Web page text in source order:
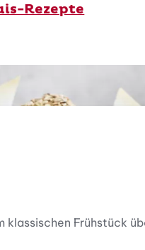
Rezepte
Frühstück